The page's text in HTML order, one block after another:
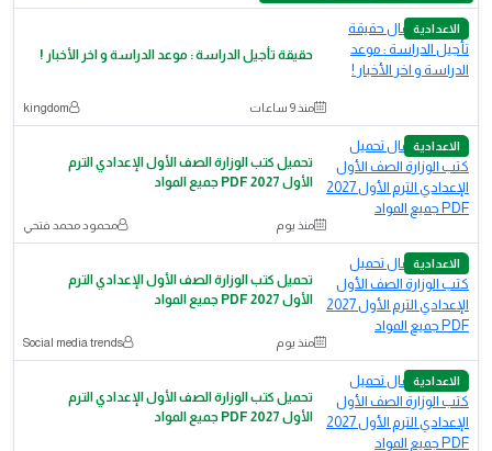
الاعدادية
حقيقة تأجيل الدراسة : موعد الدراسة و اخر الأخبار !
منذ 9 ساعات kingdom
الاعدادية
تحميل كتب الوزارة الصف الأول الإعدادي الترم
الأول 2027 PDF جميع المواد
منذ يوم محمود محمد فتحي
الاعدادية
تحميل كتب الوزارة الصف الأول الإعدادي الترم
الأول 2027 PDF جميع المواد
منذ يوم Social media trends
الاعدادية
تحميل كتب الوزارة الصف الأول الإعدادي الترم
الأول 2027 PDF جميع المواد